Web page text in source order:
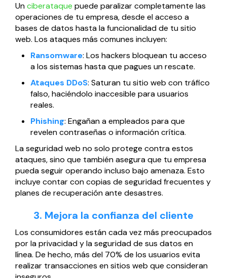
Unciberataque puede paralizar completamente las
operaciones de tu empresa, desde el acceso a
bases de datos hasta la funcionalidad de tu sitio
web. Los ataques más comunes incluyen:
Ransomware: Los hackers bloquean tu acceso
a los sistemas hasta que pagues un rescate.
Ataques DDoS: Saturan tu sitio web con tráfico
falso, haciéndolo inaccesible para usuarios
reales.
Phishing: Engañan a empleados para que
revelen contraseñas o información crítica.
La seguridad web no solo protege contra estos
ataques, sino que también asegura que tu empresa
pueda seguir operando incluso bajo amenaza. Esto
incluye contar con copias de seguridad frecuentes y
planes de recuperación ante desastres.
3. Mejora la confianza del cliente
Los consumidores están cada vez más preocupados
por la privacidad y la seguridad de sus datos en
línea. De hecho, más del 70% de los usuarios evita
realizar transacciones en sitios web que consideran